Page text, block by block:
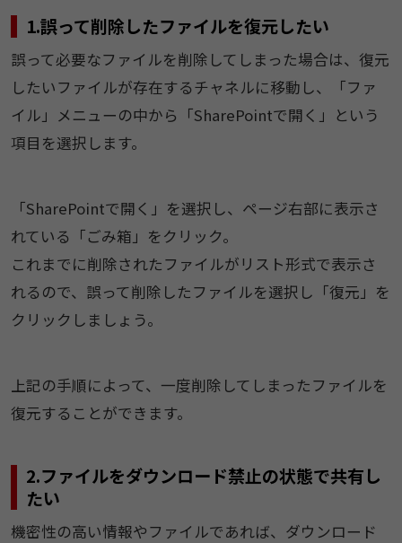
1.誤って削除したファイルを復元したい
誤って必要なファイルを削除してしまった場合は、復元
したいファイルが存在するチャネルに移動し、「ファ
イル」メニューの中から「SharePointで開く」という
項目を選択します。
「SharePointで開く」を選択し、ページ右部に表示さ
れている「ごみ箱」をクリック。
これまでに削除されたファイルがリスト形式で表示さ
れるので、誤って削除したファイルを選択し「復元」を
クリックしましょう。
上記の手順によって、一度削除してしまったファイルを
復元することができます。
2.ファイルをダウンロード禁止の状態で共有し
たい
機密性の高い情報やファイルであれば、ダウンロード